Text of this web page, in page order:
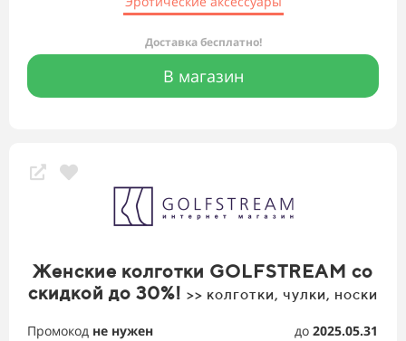
Доставка бесплатно!
В магазин
Женские колготки GOLFSTREAM со
скидкой до 30%! >> колготки, чулки, носки
Промокод не нужен до 2025.05.31